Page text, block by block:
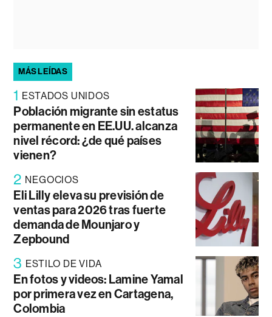
MÁS LEÍDAS
1 ESTADOS UNIDOS
Población migrante sin estatus
permanente en EE.UU. alcanza
nivel récord: ¿de qué países
vienen?
2 NEGOCIOS
Eli Lilly eleva su previsión de
ventas para 2026 tras fuerte
demanda de Mounjaro y
Zepbound
3 ESTILO DE VIDA
En fotos y videos: Lamine Yamal
por primera vez en Cartagena,
Colombia